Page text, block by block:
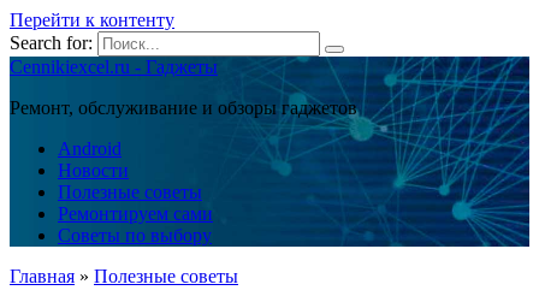
Перейти к контенту
Search for:
Cennikiexcel.ru - Гаджеты
Ремонт, обслуживание и обзоры гаджетов
Android
Новости
Полезные советы
Ремонтируем сами
Советы по выбору
Главная » Полезные советы